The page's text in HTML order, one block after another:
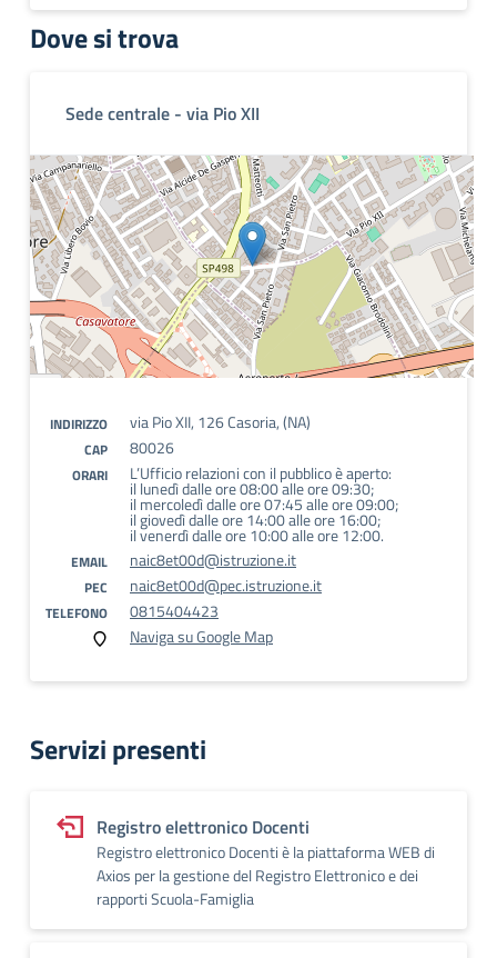
Dove si trova
Sede centrale - via Pio XII
INDIRIZZO via Pio XII, 126 Casoria, (NA)
CAP 80026
ORARI L’Ufficio relazioni con il pubblico è aperto:
il lunedì dalle ore 08:00 alle ore 09:30;
il mercoledì dalle ore 07:45 alle ore 09:00;
il giovedì dalle ore 14:00 alle ore 16:00;
il venerdì dalle ore 10:00 alle ore 12:00.
EMAIL naic8et00d@istruzione.it
PEC naic8et00d@pec.istruzione.it
TELEFONO
0815404423
Naviga su Google Map
Servizi presenti
Registro elettronico Docenti
Registro elettronico Docenti è la piattaforma WEB di
Axios per la gestione del Registro Elettronico e dei
rapporti Scuola-Famiglia